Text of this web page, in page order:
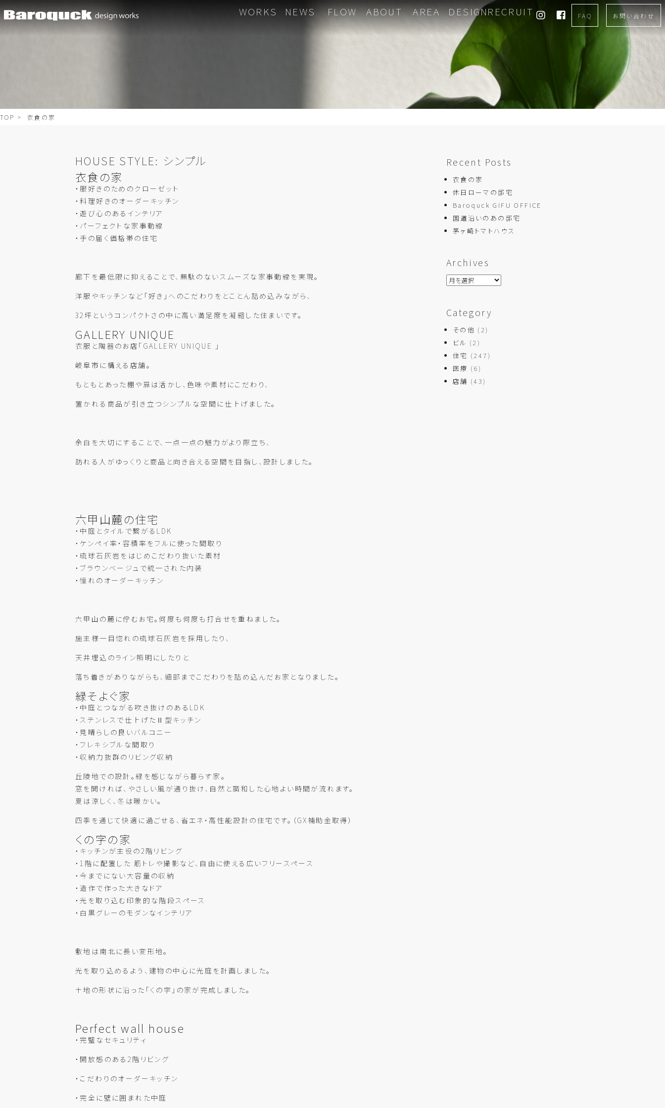
WORKS NEWS FLOW ABOUT AREA DESIGNRECRUIT FAQ お問い合わせ
TOP > 衣食の家
HOUSE STYLE: シンプル
衣食の家
・服好きのためのクローゼット
・料理好きのオーダーキッチン
・遊び心のあるインテリア
・パーフェクトな家事動線
・手の届く価格帯の住宅
廊下を最低限に抑えることで、無駄のないスムーズな家事動線を実現。
洋服やキッチンなど「好き」へのこだわりをとことん詰め込みながら、
32坪というコンパクトさの中に高い満足度を凝縮した住まいです。
GALLERY UNIQUE
衣服と陶器のお店「GALLERY UNIQUE 」
岐阜市に構える店舗。
もともとあった棚や扉は活かし、色味や素材にこだわり、
置かれる商品が引き立つシンプルな空間に仕上げました。
余白を大切にすることで、一点一点の魅力がより際立ち、
訪れる人がゆっくりと商品と向き合える空間を目指し、設計しました。
六甲山麓の住宅
・中庭とタイルで繋がるLDK
・ケンペイ率・容積率をフルに使った間取り
・琉球石灰岩をはじめこだわり抜いた素材
・ブラウンベージュで統一された内装
・憧れのオーダーキッチン
六甲山の麓に佇むお宅。何度も何度も打合せを重ねました。
施主様一目惚れの琉球石灰岩を採用したり、
天井埋込のライン照明にしたりと
落ち着きがありながらも、細部までこだわりを詰め込んだお家となりました。
緑そよぐ家
・中庭とつながる吹き抜けのあるLDK
・ステンレスで仕上げたⅡ型キッチン
・見晴らしの良いバルコニー
・フレキシブルな間取り
・収納力抜群のリビング収納
丘陵地での設計。緑を感じながら暮らす家。
窓を開ければ、やさしい風が通り抜け、自然と調和した心地よい時間が流れます。
夏は涼しく、冬は暖かい。
四季を通じて快適に過ごせる、省エネ・高性能設計の住宅です。（GX補助金取得）
くの字の家
・キッチンが主役の2階リビング
・1階に配置した 筋トレや撮影など、自由に使える広いフリースペース
・今までにない大容量の収納
・造作で作った大きなドア
・光を取り込む印象的な階段スペース
・白黒グレーのモダンなインテリア
敷地は南北に長い変形地。
光を取り込めるよう、建物の中心に光庭を計画しました。
土地の形状に沿った「くの字」の家が完成しました。
Perfect wall house
・完璧なセキュリティ
・開放感のある2階リビング
・こだわりのオーダーキッチン
・完全に壁に囲まれた中庭
Recent Posts
衣食の家
休日ローマの邸宅
Baroquck GIFU OFFICE
国道沿いのあの邸宅
茅ヶ崎トマトハウス
Archives
Category
その他 (2)
ビル (2)
住宅 (247)
医療 (6)
店舗 (43)